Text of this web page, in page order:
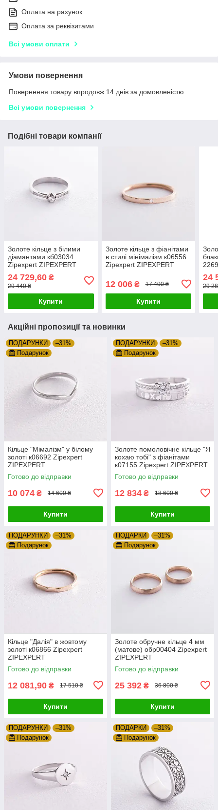
Оплата на рахунок
Оплата за реквізитами
Всі умови оплати
Умови повернення
Повернення товару впродовж 14 днів за домовленістю
Всі умови повернення
Подібні товари компанії
Золоте кільце з білими
діамантами кб03034
Zipexpert ZIPEXPERT
24 729,60 ₴
29 440 ₴
Купити
Золоте кільце з фіанітами
в стилі мінімалізм к06556
Zipexpert ZIPEXPERT
12 006₴ 17 400 ₴
Купити
24
29
Акційні пропозиції та новинки
ПОДАРУНКИ
–31%
Подарунок
Кільце "Мімалізм" у білому
золоті к06692 Zipexpert
ZIPEXPERT
Готово до відправки
10 074 ₴ 14 600 ₴
Купити
ПОДАРУНКИ
–31%
Подарунок
Золоте помоловічне кільце "Я
кохаю тобі" з фіанітами
к07155 Zipexpert ZIPEXPERT
Готово до відправки
12 834 ₴ 18 600 ₴
Купити
ПОДАРУНКИ
–31%
Подарунок
Кільце "Далія" в жовтому
золоті к06866 Zipexpert
ZIPEXPERT
Готово до відправки
12 081,90 ₴ 17 510 ₴
Купити
ПОДАРКИ
–31%
Подарунок
Золоте обручне кільце 4 мм
(матове) обр00404 Zipexpert
ZIPEXPERT
Готово до відправки
25 392 ₴ 36 800 ₴
Купити
ПОДАРУНКИ
–31%
Подарунок
ПОДАРКИ
–31%
Подарунок